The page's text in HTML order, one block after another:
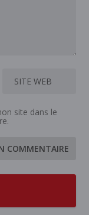
site dans le